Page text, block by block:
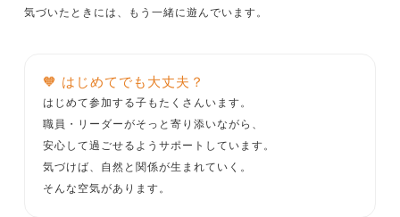
気づいたときには、もう一緒に遊んでいます。
🧡 はじめてでも大丈夫？
はじめて参加する子もたくさんいます。
職員・リーダーがそっと寄り添いながら、
安心して過ごせるようサポートしています。
気づけば、自然と関係が生まれていく。
そんな空気があります。